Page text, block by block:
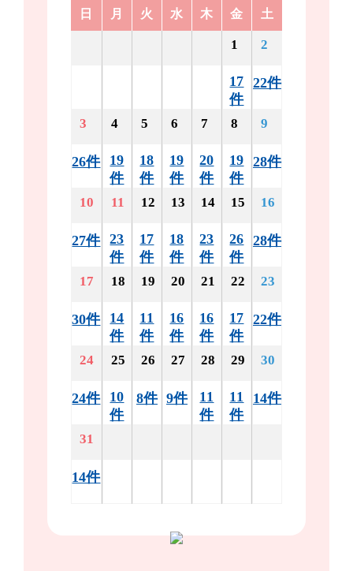
日 月 火 水 木 金 土
1
17
件
2
22件
3
26件
4
19
件
5
18
件
6
19
件
7
20
件
8
19
件
9
28件
10
27件
11
23
件
12
17
件
13
18
件
14
23
件
15
26
件
16
28件
17
30件
18
14
件
19
11
件
20
16
件
21
16
件
22
17
件
23
22件
24
24件
25
10
件
26
8件
27
9件
28
11
件
29
11
件
30
14件
31
14件